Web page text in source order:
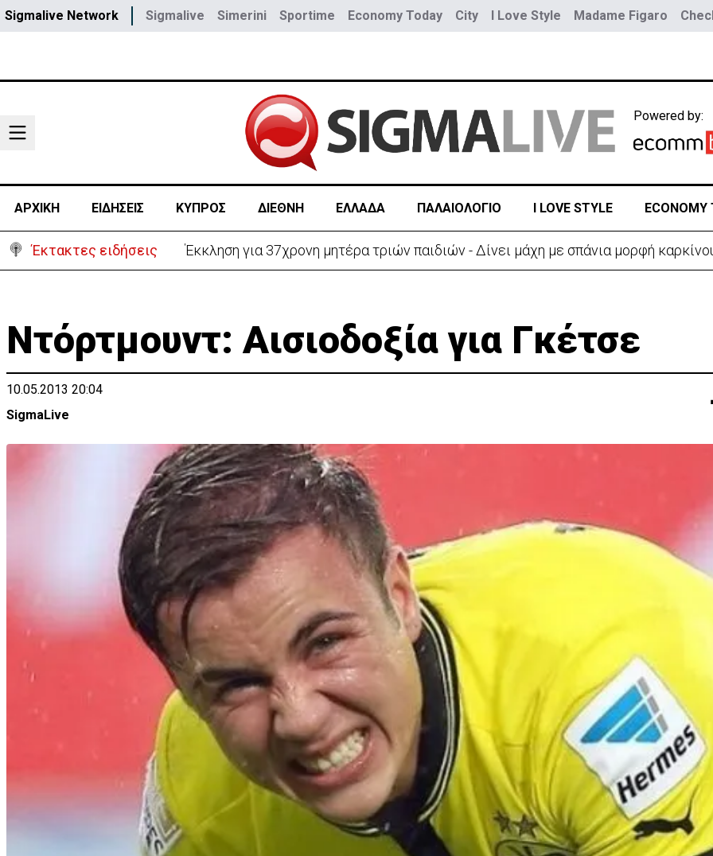
Sigmalive Network Sigmalive Simerini Sportime Economy Today City I Love Style Madame Figaro
Powered by:
ΑΡΧΙΚΗ ΕΙΔΗΣΕΙΣ ΚΥΠΡΟΣ ΔΙΕΘΝΗ ΕΛΛΑΔΑ ΠΑΛΑΙΟΛΟΓΙΟ I LOVE STYLE ECONOMY
Έκτακτες ειδήσεις Γερμανία: Συγκρούστηκαν δύο τραμ - Τουλάχιστον 25 τραυματίες, οι 7 σοβαρά
Ντόρτμουντ: Αισιοδοξία για Γκέτσε
10.05.2013 20:04
SigmaLive